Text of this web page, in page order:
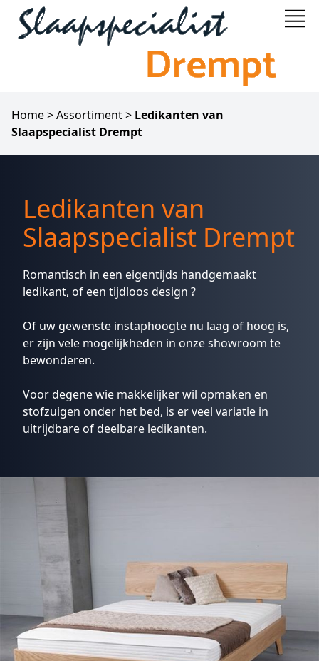
Home>Assortiment> Ledikanten van
Slaapspecialist Drempt
Ledikanten van
Slaapspecialist Drempt
Romantisch in een eigentijds handgemaakt
ledikant, of een tijdloos design ?
Of uw gewenste instaphoogte nu laag of hoog is,
er zijn vele mogelijkheden in onze showroom te
bewonderen.
Voor degene wie makkelijker wil opmaken en
stofzuigen onder het bed, is er veel variatie in
uitrijdbare of deelbare ledikanten.